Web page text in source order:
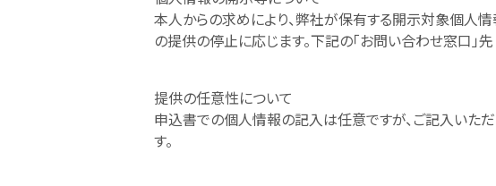
本人からの求めにより、弊社が保有する開示対象個人
の提供の停止に応じます。下記の「お問い合わせ窓口」
提供の任意性について
申込書での個人情報の記入は任意ですが、ご記入いた
す。